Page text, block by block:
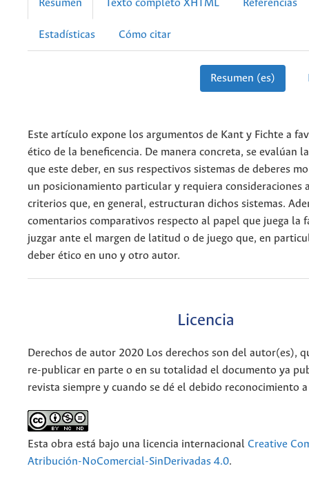
Resumen Texto completo XHTML Referencias
Estadísticas Cómo citar
Resumen (es)
Este artículo expone los argumentos de Kant y Fichte a
ético de la beneficencia. De manera concreta, se evalúan
que este deber, en sus respectivos sistemas de deberes
un posicionamiento particular y requiera consideraciones
criterios que, en general, estructuran dichos sistemas.
comentarios comparativos respecto al papel que juega la
juzgar ante el margen de latitud o de juego que, en
deber ético en uno y otro autor.
Licencia
Derechos de autor 2020 Los derechos son del autor(es),
re-publicar en parte o en su totalidad el documento ya
revista siempre y cuando se dé el debido reconocimiento
Esta obra está bajo una licencia internacional Creative
Atribución-NoComercial-SinDerivadas 4.0.